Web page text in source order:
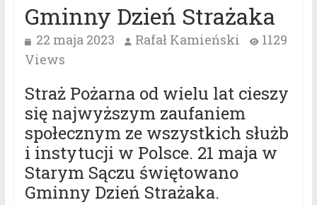
Gminny Dzień Strażaka
22 maja 2023 Rafał Kamieński
1129
Views
Straż Pożarna od wielu lat cieszy
się najwyższym zaufaniem
społecznym ze wszystkich służb
i instytucji w Polsce. 21 maja w
Starym Sączu świętowano
Gminny Dzień Strażaka.